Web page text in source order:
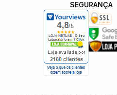
SEGURANÇA